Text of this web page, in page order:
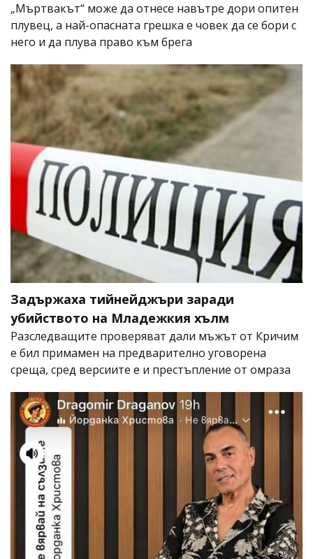
„Мъртвакът“ може да отнесе навътре дори опитен
плувец, а най-опасната грешка е човек да се бори с
него и да плува право към брега
Задържаха тийнейджъри заради
убийството на Младежкия хълм
Разследващите проверяват дали мъжът от Кричим
е бил примамен на предварително уговорена
среща, сред версиите е и престъпление от омраза